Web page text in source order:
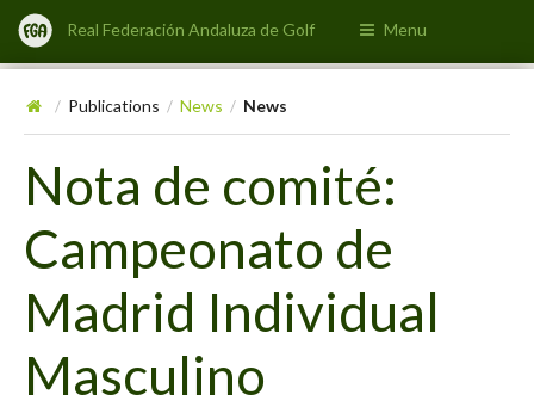
Real Federación Andaluza de Golf Menu
/ Publications / News / News
Nota de comité:
Campeonato de
Madrid Individual
Masculino